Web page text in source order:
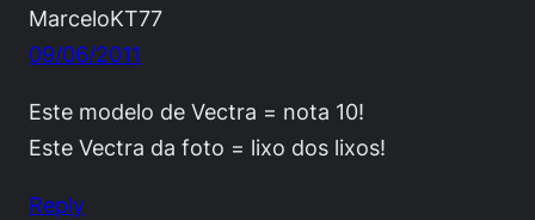
MarceloKT77
09/06/2011
Este modelo de Vectra = nota 10!
Este Vectra da foto = lixo dos lixos!
Reply